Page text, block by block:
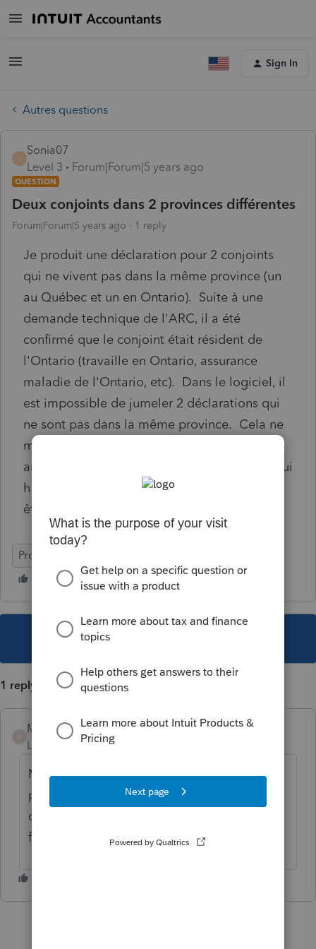
Sign In
Autres questions
S
Sonia07
Level 3
Forum|Forum|5 years ago
QUESTION
Deux conjoints dans 2 provinces différentes
Forum|Forum|5 years ago 1 reply
Je produit une déclaration pour 2 conjoints
qui ne vivent pas dans la même province (un
au Québec et un en Ontario). Suite à une
demande technique de l'ARC, il a été
confirmé que le conjoint était résident de
l'Ontario (travaille en Ontario, assurance
maladie de l'Ontario, etc). Dans le logiciel, il
est impossible de jumeler 2 déclarations qui
ne sont pas dans la même province. Cela ne
m'a jamais causé de problème mais, cette
année, je dois fractionner de FERR de celui qui
habite en Ontario. Les déclarations doivent
être jumelées. Comment je procède?
ProFile (Canada)
This topic has been closed for replies.
1 reply
Mario B
Level 11
Forum|Forum|5 years ago
Malheureusement, le logiciel ne supporte
pas le jumelage de conjoints vivant dans
différents provinces. Vous allez devoir le
faire manuellement